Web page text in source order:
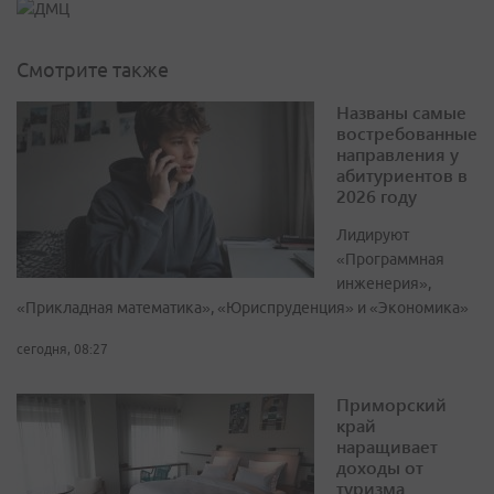
Смотрите также
Названы самые
востребованные
направления у
абитуриентов в
2026 году
Лидируют
«Программная
инженерия»,
«Прикладная математика», «Юриспруденция» и «Экономика»
сегодня, 08:27
Приморский
край
наращивает
доходы от
туризма